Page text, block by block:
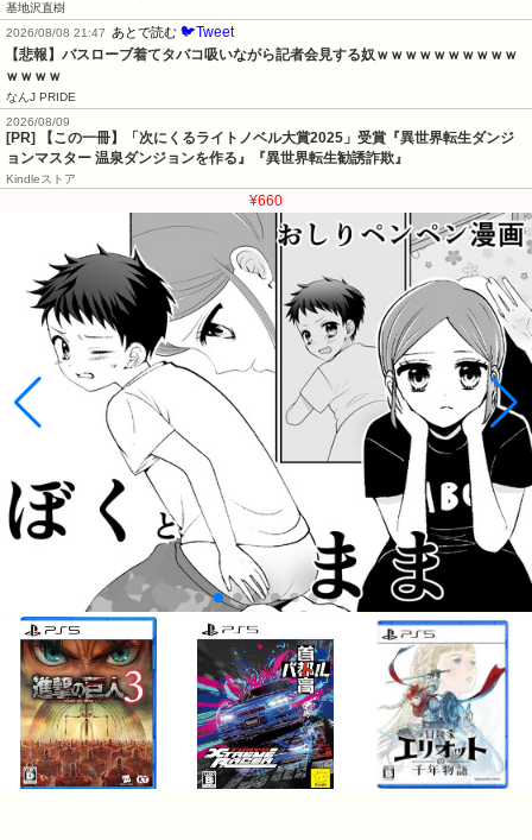
基地沢直樹
2026/08/08 21:47
あとで読む 🐦Tweet
【悲報】バスローブ着てタバコ吸いながら記者会見する奴ｗｗｗｗｗｗｗｗｗｗ
ｗｗｗｗ
なんJ PRIDE
2026/08/09
[PR] 【この一冊】「次にくるライトノベル大賞2025」受賞『異世界転生ダンジ
ョンマスター 温泉ダンジョンを作る』『異世界転生勧誘詐欺』
Kindleストア
¥660